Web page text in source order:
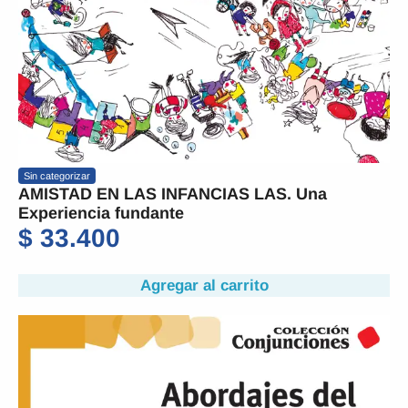
Sin categorizar
AMISTAD EN LAS INFANCIAS LAS. Una
Experiencia fundante
$ 33.400
Agregar al carrito